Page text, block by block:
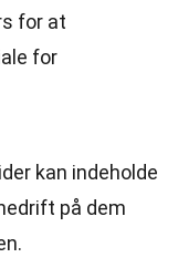
for at
for
kan indeholde
på dem